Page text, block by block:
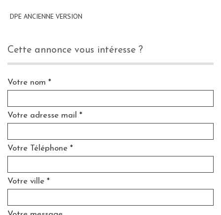
DPE ANCIENNE VERSION
cette annonce vous intéresse ?
Votre nom *
Votre adresse mail *
Votre Téléphone *
Votre ville *